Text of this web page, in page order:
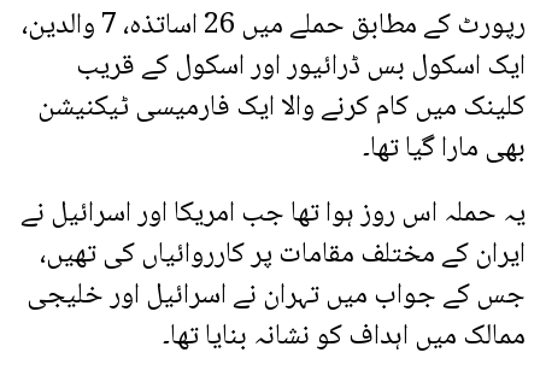
رپورٹ کے مطابق حملے میں 26 اساتذہ، 7 والدین،
ایک اسکول بس ڈرائیور اور اسکول کے قریب
کلینک میں کام کرنے والا ایک فارمیسی ٹیکنیشن
بھی مارا گیا تھا۔
یہ حملہ اس روز ہوا تھا جب امریکا اور اسرائیل نے
ایران کے مختلف مقامات پر کارروائیاں کی تھیں،
جس کے جواب میں تہران نے اسرائیل اور خلیجی
ممالک میں اہداف کو نشانہ بنایا تھا۔